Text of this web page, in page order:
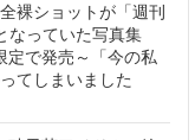
裸ショットが「週刊
なっていた写真集
定で発売～「今の私
てしまいました